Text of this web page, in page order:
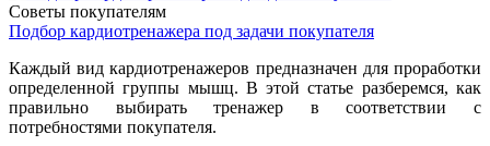
Советы покупателям
Подбор кардиотренажера под задачи покупателя
Каждый вид кардиотренажеров предназначен для проработки
определенной группы мышц. В этой статье разберемся, как
правильно выбирать тренажер в соответствии с
потребностями покупателя.